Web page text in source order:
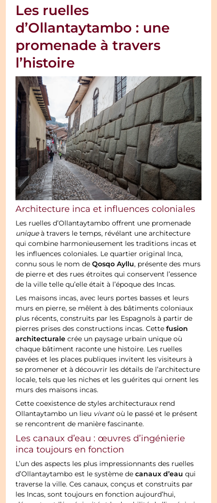
Les ruelles
d’Ollantaytambo : une
promenade à travers
l’histoire
Architecture inca et influences coloniales
Les ruelles d’Ollantaytambo offrent une promenade
uniqueà travers le temps, révélant une architecture
qui combine harmonieusement les traditions incas et
les influences coloniales. Le quartier original Inca,
connu sous le nom deQosqo Ayllu, présente des murs
de pierre et des rues étroites qui conservent l’essence
de la ville telle qu’elle était à l’époque des Incas.
Les maisons incas, avec leurs portes basses et leurs
murs en pierre, se mêlent à des bâtiments coloniaux
plus récents, construits par les Espagnols à partir de
pierres prises des constructions incas. Cettefusion
architecturale crée un paysage urbain unique où
chaque bâtiment raconte une histoire. Les ruelles
pavées et les places publiques invitent les visiteurs à
se promener et à découvrir les détails de l’architecture
locale, tels que les niches et les guérites qui ornent les
murs des maisons incas.
Cette coexistence de styles architecturaux rend
Ollantaytambo un lieu vivantoù le passé et le présent
se rencontrent de manière fascinante.
Les canaux d’eau : œuvres d’ingénierie
inca toujours en fonction
L’un des aspects les plus impressionnants des ruelles
d’Ollantaytambo est le système decanaux d’eau qui
traverse la ville. Ces canaux, conçus et construits par
les Incas, sont toujours en fonction aujourd’hui,